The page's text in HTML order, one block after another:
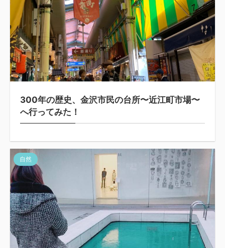
300年の歴史、金沢市民の台所〜近江町市場〜
へ行ってみた！
自然